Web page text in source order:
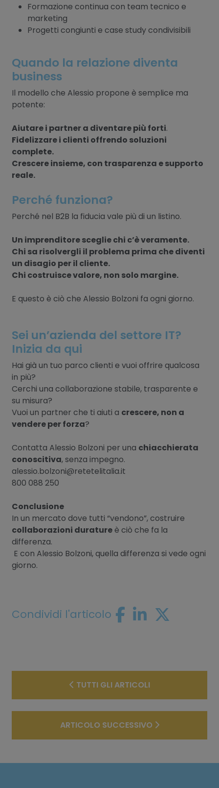
Formazione continua con team tecnico e
marketing
Progetti congiunti e case study condivisibili
Quando la relazione diventa
business
Il modello che Alessio propone è semplice ma
potente:
Aiutare i partner a diventare più forti.
Fidelizzare i clienti offrendo soluzioni
complete.
Crescere insieme, con trasparenza e supporto
reale.
Perché funziona?
Perché nel B2B la fiducia vale più di un listino.
Un imprenditore sceglie chi c’è veramente.
Chi sa risolvergli il problema prima che diventi
un disagio per il cliente.
Chi costruisce valore, non solo margine.
E questo è ciò che Alessio Bolzoni fa ogni giorno.
Sei un’azienda del settore IT?
Inizia da qui
Hai già un tuo parco clienti e vuoi offrire qualcosa
in più?
Cerchi una collaborazione stabile, trasparente e
su misura?
Vuoi un partner che ti aiuti a crescere, non a
vendere per forza?
Contatta Alessio Bolzoni per una chiacchierata
conoscitiva, senza impegno.
alessio.bolzoni@retetelitalia.it
800 088 250
Conclusione
In un mercato dove tutti “vendono”, costruire
collaborazioni duratureè ciò che fa la
differenza.
E con Alessio Bolzoni, quella differenza si vede ogni
giorno.
Condividi l'articolo
TUTTI GLI ARTICOLI
ARTICOLO SUCCESSIVO